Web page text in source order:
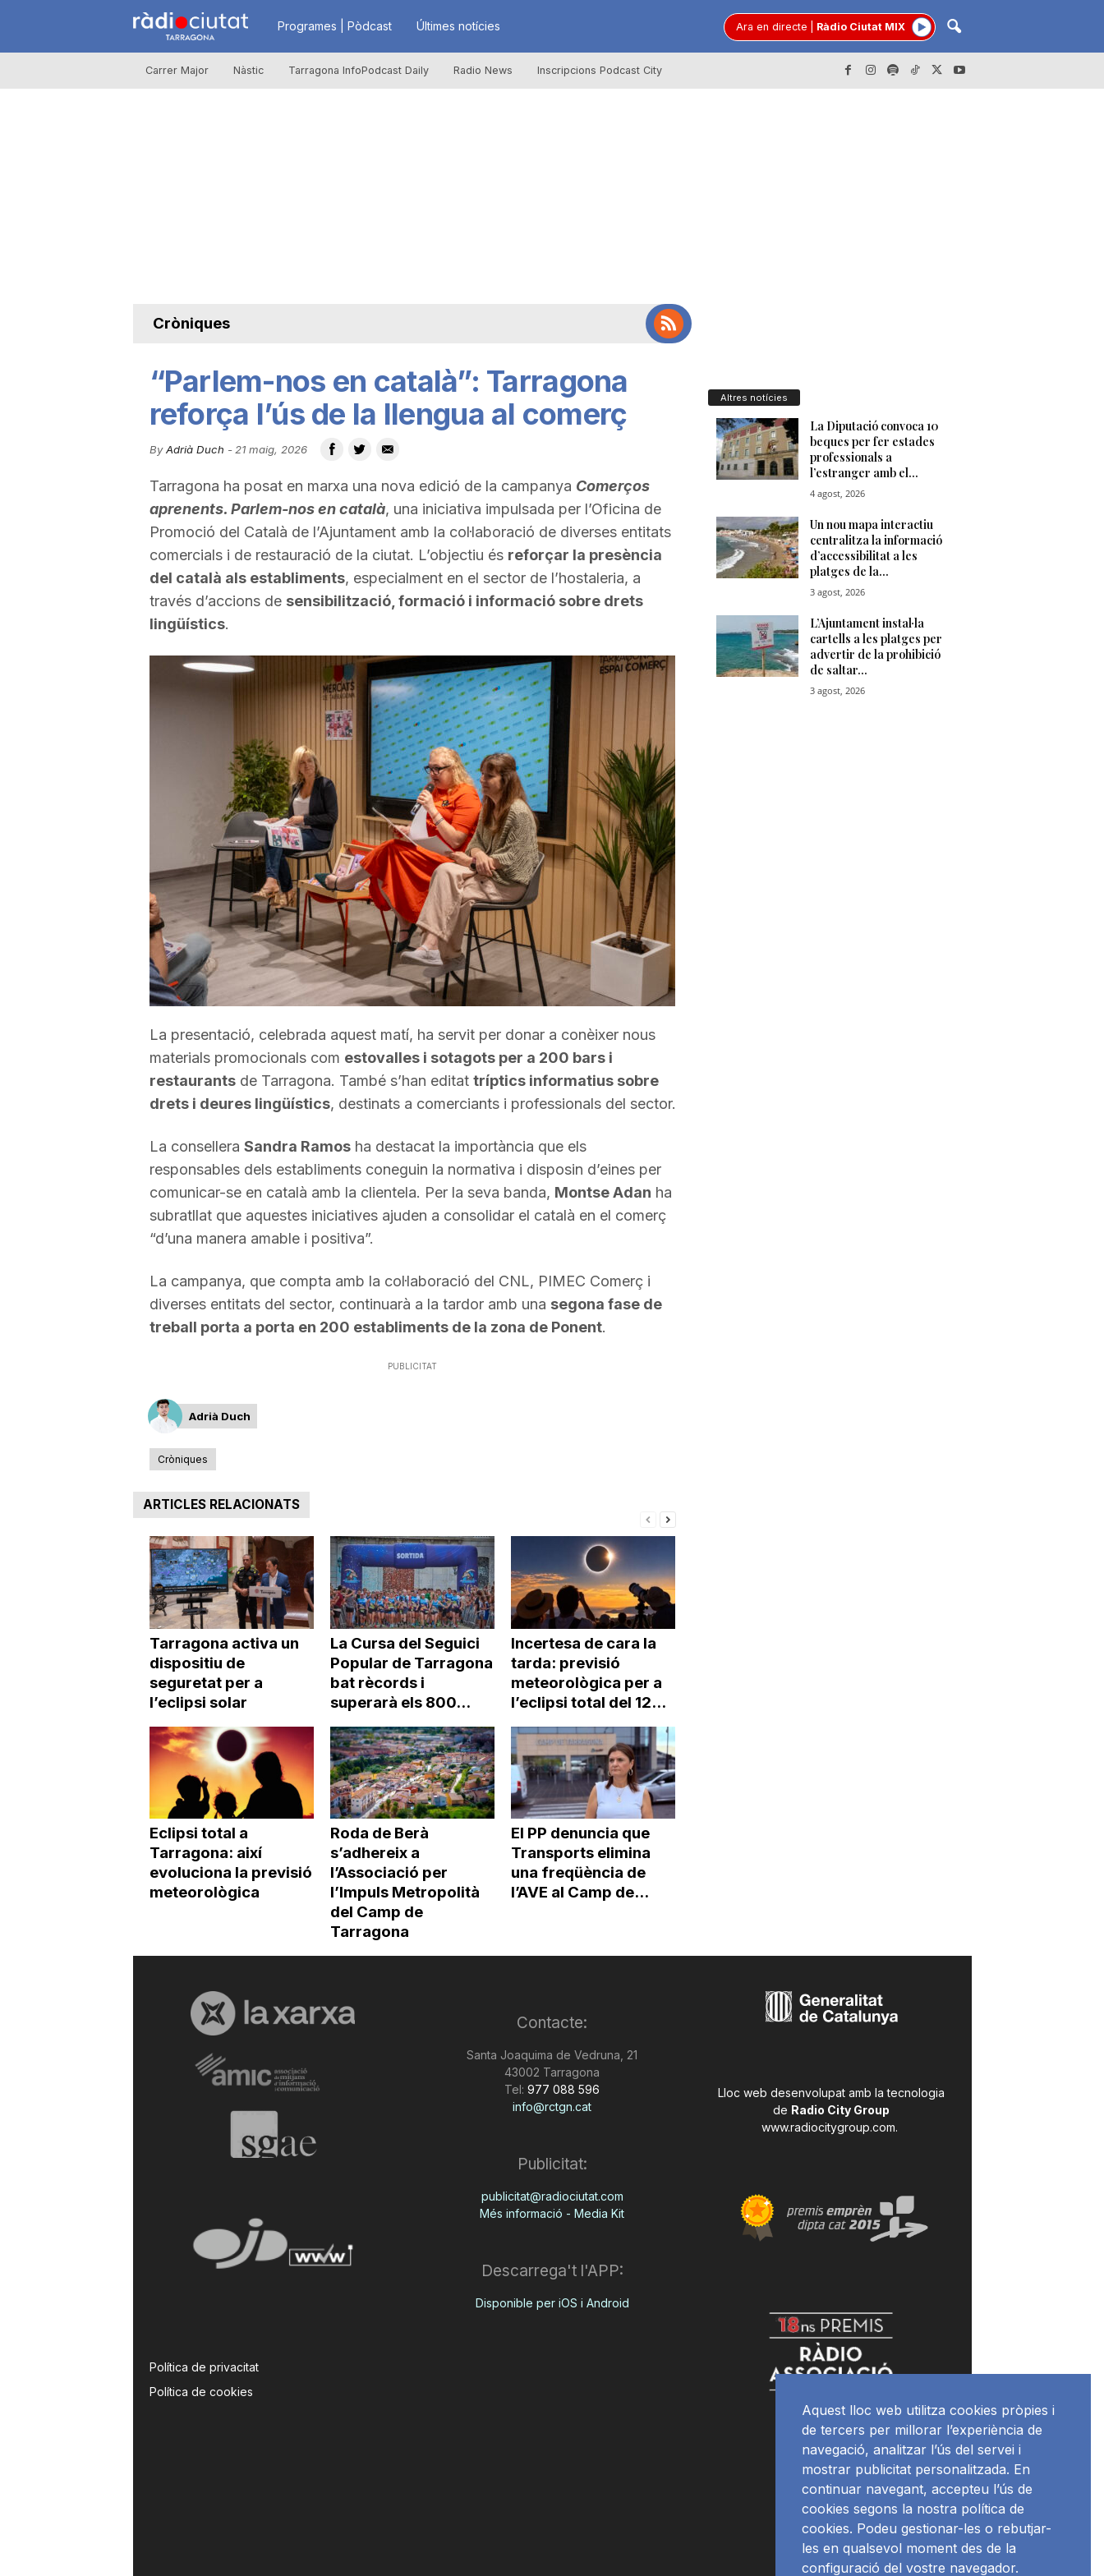
R
à
u
t
t
d
e
a
r
r
a
g
n
Programes | Pòdcast Últimes notícies Ara en directe Ràdio Ciutat MIX
Carrer Major Nàstic Tarragona InfoPodcast Daily Radio News Inscripcions Podcast City
Cròniques
“Parlem-nos en català”: Tarragona
reforça l’ús de la llengua al comerç
By Adrià Duch - 21 maig, 2026
Tarragona ha posat en marxa una nova edició de la campanya Comerços
aprenents. Parlem-nos en català, una iniciativa impulsada per l’Oficina de
Promoció del Català de l’Ajuntament amb la col·laboració de diverses entitats
comercials i de restauració de la ciutat. L’objectiu és reforçar la presència
del català als establiments, especialment en el sector de l’hostaleria, a
través d’accions de sensibilització, formació i informació sobre drets
lingüístics.
La presentació, celebrada aquest matí, ha servit per donar a conèixer nous
materials promocionals com estovalles i sotagots per a 200 bars i
restaurantsde Tarragona. També s’han editat tríptics informatius sobre
drets i deures lingüístics, destinats a comerciants i professionals del sector.
La consellera Sandra Ramosha destacat la importància que els
responsables dels establiments coneguin la normativa i disposin d’eines per
comunicar-se en català amb la clientela. Per la seva banda, Montse Adan ha
subratllat que aquestes iniciatives ajuden a consolidar el català en el comerç
“d’una manera amable i positiva”.
La campanya, que compta amb la col·laboració del CNL, PIMEC Comerç i
diverses entitats del sector, continuarà a la tardor amb una segona fase de
treball porta a porta en 200 establiments de la zona de Ponent.
PUBLICITAT
Adrià Duch
Cròniques
ARTICLES RELACIONATS
Tarragona activa un
dispositiu de
seguretat per a
l’eclipsi solar
La Cursa del Seguici
Popular de Tarragona
bat rècords i
superarà els 800...
Incertesa de cara la
tarda: previsió
meteorològica per a
l’eclipsi total del 12...
Eclipsi total a
Tarragona: així
evoluciona la previsió
meteorològica
Roda de Berà
s’adhereix a
l’Associació per
l’Impuls Metropolità
del Camp de
Tarragona
El PP denuncia que
Transports elimina
una freqüència de
l’AVE al Camp de...
Altres notícies
Política de privacitat
Política de cookies
Contacte:
Santa Joaquima de Vedruna, 21
43002 Tarragona
Tel: 977 088 596
info@rctgn.cat
Publicitat:
publicitat@radiociutat.com
Més informació - Media Kit
Descarrega't l'APP:
Disponible per iOS i Android
Lloc web desenvolupat amb la tecnologia
de Radio City Group
www.radiocitygroup.com.
Aquest lloc web utilitza cookies pròpies i
de tercers per millorar l’experiència de
navegació, analitzar l’ús del servei i
mostrar publicitat personalitzada. En
continuar navegant, accepteu l’ús de
cookies segons la nostra política de
cookies. Podeu gestionar-les o rebutjar-
les en qualsevol moment des de la
configuració del vostre navegador.